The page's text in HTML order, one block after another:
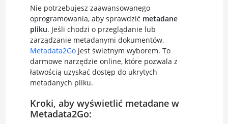
Nie potrzebujesz zaawansowanego
oprogramowania, aby sprawdzić metadane
pliku. Jeśli chodzi o przeglądanie lub
zarządzanie metadanymi dokumentów,
Metadata2Gojest świetnym wyborem. To
darmowe narzędzie online, które pozwala z
łatwością uzyskać dostęp do ukrytych
metadanych pliku.
Kroki, aby wyświetlić metadane w
Metadata2Go: